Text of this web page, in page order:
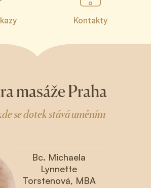
Kontakty
masáže Praha
se dotek stává uměním
Bc. Michaela
Lynnette
Torstenová, MBA